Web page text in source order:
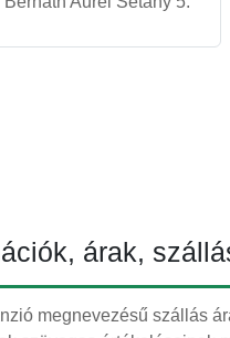
árak,
megnevezésű szállás